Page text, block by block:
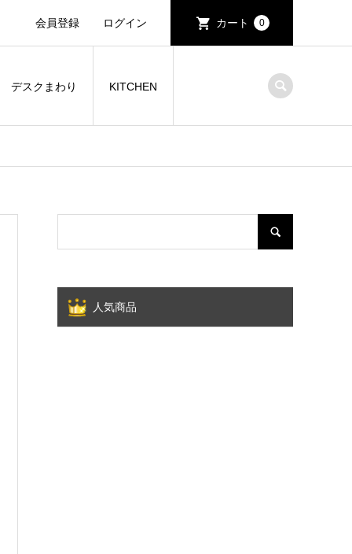
会員登録 ログイン カート 0
デスクまわり KITCHEN
人気商品